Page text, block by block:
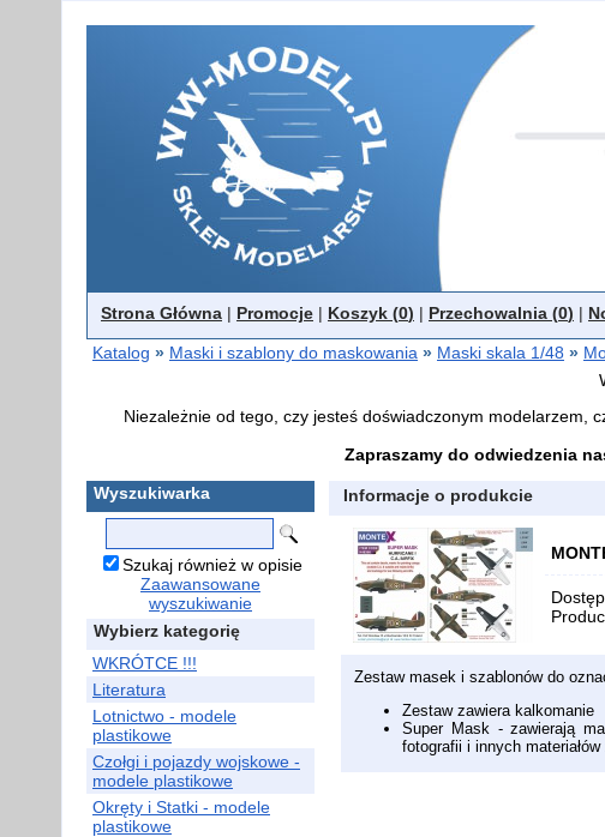
Strona Główna | Promocje | Koszyk (0) | Przechowalnia (0) |
Katalog » Maski i szablony do maskowania » Maski skala 1/48 »
Niezależnie od tego, czy jesteś doświadczonym modelarzem,
Zapraszamy do odwiedzenia
Wyszukiwarka
Szukaj również w opisie
Zaawansowane
wyszukiwanie
Wybierz kategorię
WKRÓTCE !!!
Literatura
Lotnictwo - modele
plastikowe
Czołgi i pojazdy wojskowe -
modele plastikowe
Okręty i Statki - modele
plastikowe
Informacje o produkcie
Zestaw masek i szablonów do
Zestaw zawiera kalkomanie
Super Mask - zawierają
fotografii i innych